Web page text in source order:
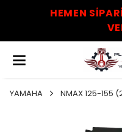
HEMEN
YAMAHA NMAX 125-155